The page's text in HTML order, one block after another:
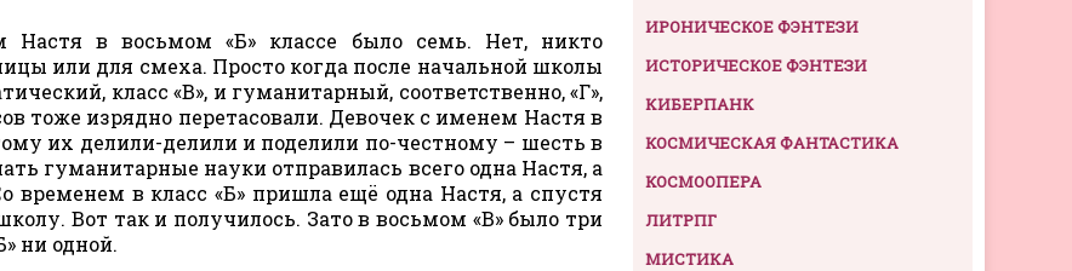
Настя в восьмом «Б» классе было семь. Нет, никто
или для смеха. Просто когда после начальной школы
класс «В», и гуманитарный, соответственно, «Г»,
тоже изрядно перетасовали. Девочек с именем Настя в
их делили-делили и поделили по-честному – шесть в
гуманитарные науки отправилась всего одна Настя, а
временем в класс «Б» пришла ещё одна Настя, а спустя
Вот так и получилось. Зато в восьмом «В» было три
ни одной.
ИРОНИЧЕСКОЕ ФЭНТЕЗИ
ИСТОРИЧЕСКОЕ ФЭНТЕЗИ
КИБЕРПАНК
КОСМИЧЕСКАЯ ФАНТАСТИКА
КОСМООПЕРА
ЛИТРПГ
МИСТИКА